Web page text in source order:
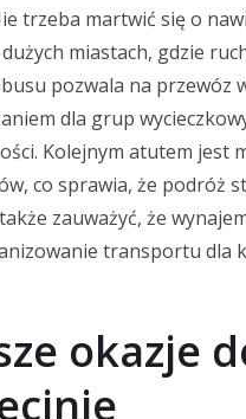
trzeba martwić się o
miastach, gdzie
pozwala na przewóz
dla grup
Kolejnym atutem jest
co sprawia, że podróż
zauważyć, że
transportu dla
okazje